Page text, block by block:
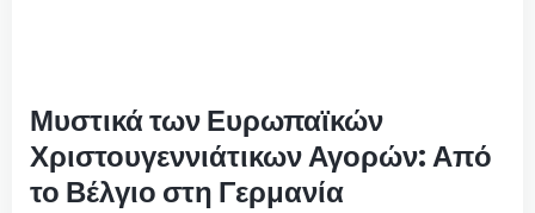
Μυστικά των Ευρωπαϊκών
Χριστουγεννιάτικων Αγορών: Από
το Βέλγιο στη Γερμανία